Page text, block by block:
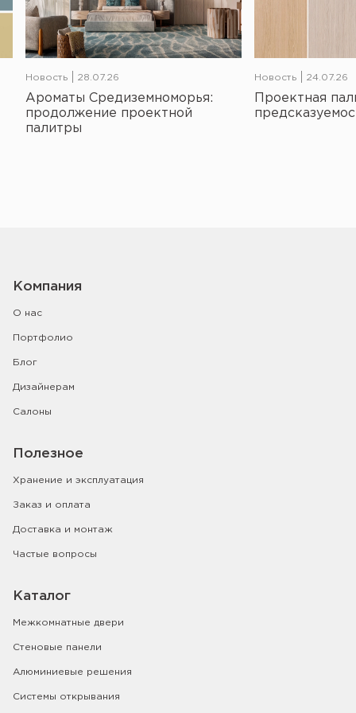
Новость 28.07.26
Ароматы Средиземноморья:
продолжение проектной
палитры
Новость 24.07.26
Проектная
Компания
О нас
Портфолио
Блог
Дизайнерам
Салоны
Полезное
Хранение и эксплуатация
Заказ и оплата
Доставка и монтаж
Частые вопросы
Каталог
Межкомнатные двери
Стеновые панели
Алюминиевые решения
Системы открывания